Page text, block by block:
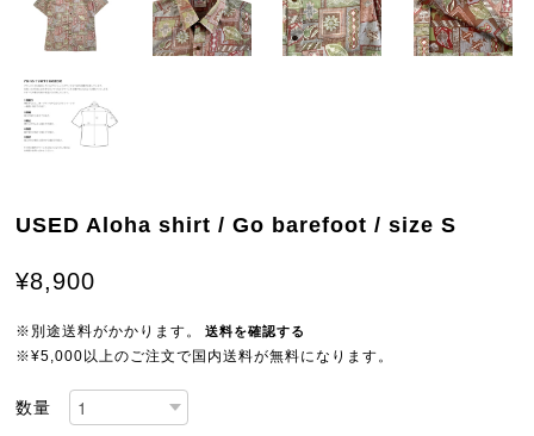
USED Aloha shirt / Go barefoot / size S
¥8,900
※別途送料がかかります。 送料を確認する
※¥5,000以上のご注文で国内送料が無料になります。
数量